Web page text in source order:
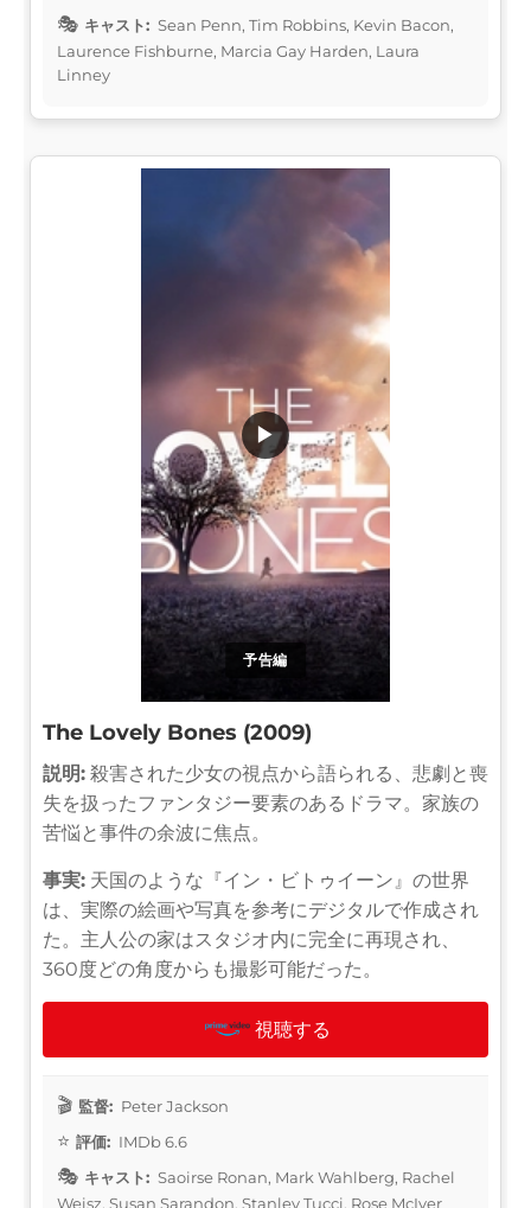
キャスト: Sean Penn, Tim Robbins, Kevin Bacon,
Laurence Fishburne, Marcia Gay Harden, Laura
Linney
予告編
▶
The Lovely Bones (2009)
説明: 殺害された少女の視点から語られる、悲劇と喪
失を扱ったファンタジー要素のあるドラマ。家族の
苦悩と事件の余波に焦点。
事実: 天国のような『イン・ビトゥイーン』の世界
は、実際の絵画や写真を参考にデジタルで作成され
た。主人公の家はスタジオ内に完全に再現され、
360度どの角度からも撮影可能だった。
視聴する
監督: Peter Jackson
評価: IMDb 6.6
キャスト: Saoirse Ronan, Mark Wahlberg, Rachel
Weisz, Susan Sarandon, Stanley Tucci, Rose McIver